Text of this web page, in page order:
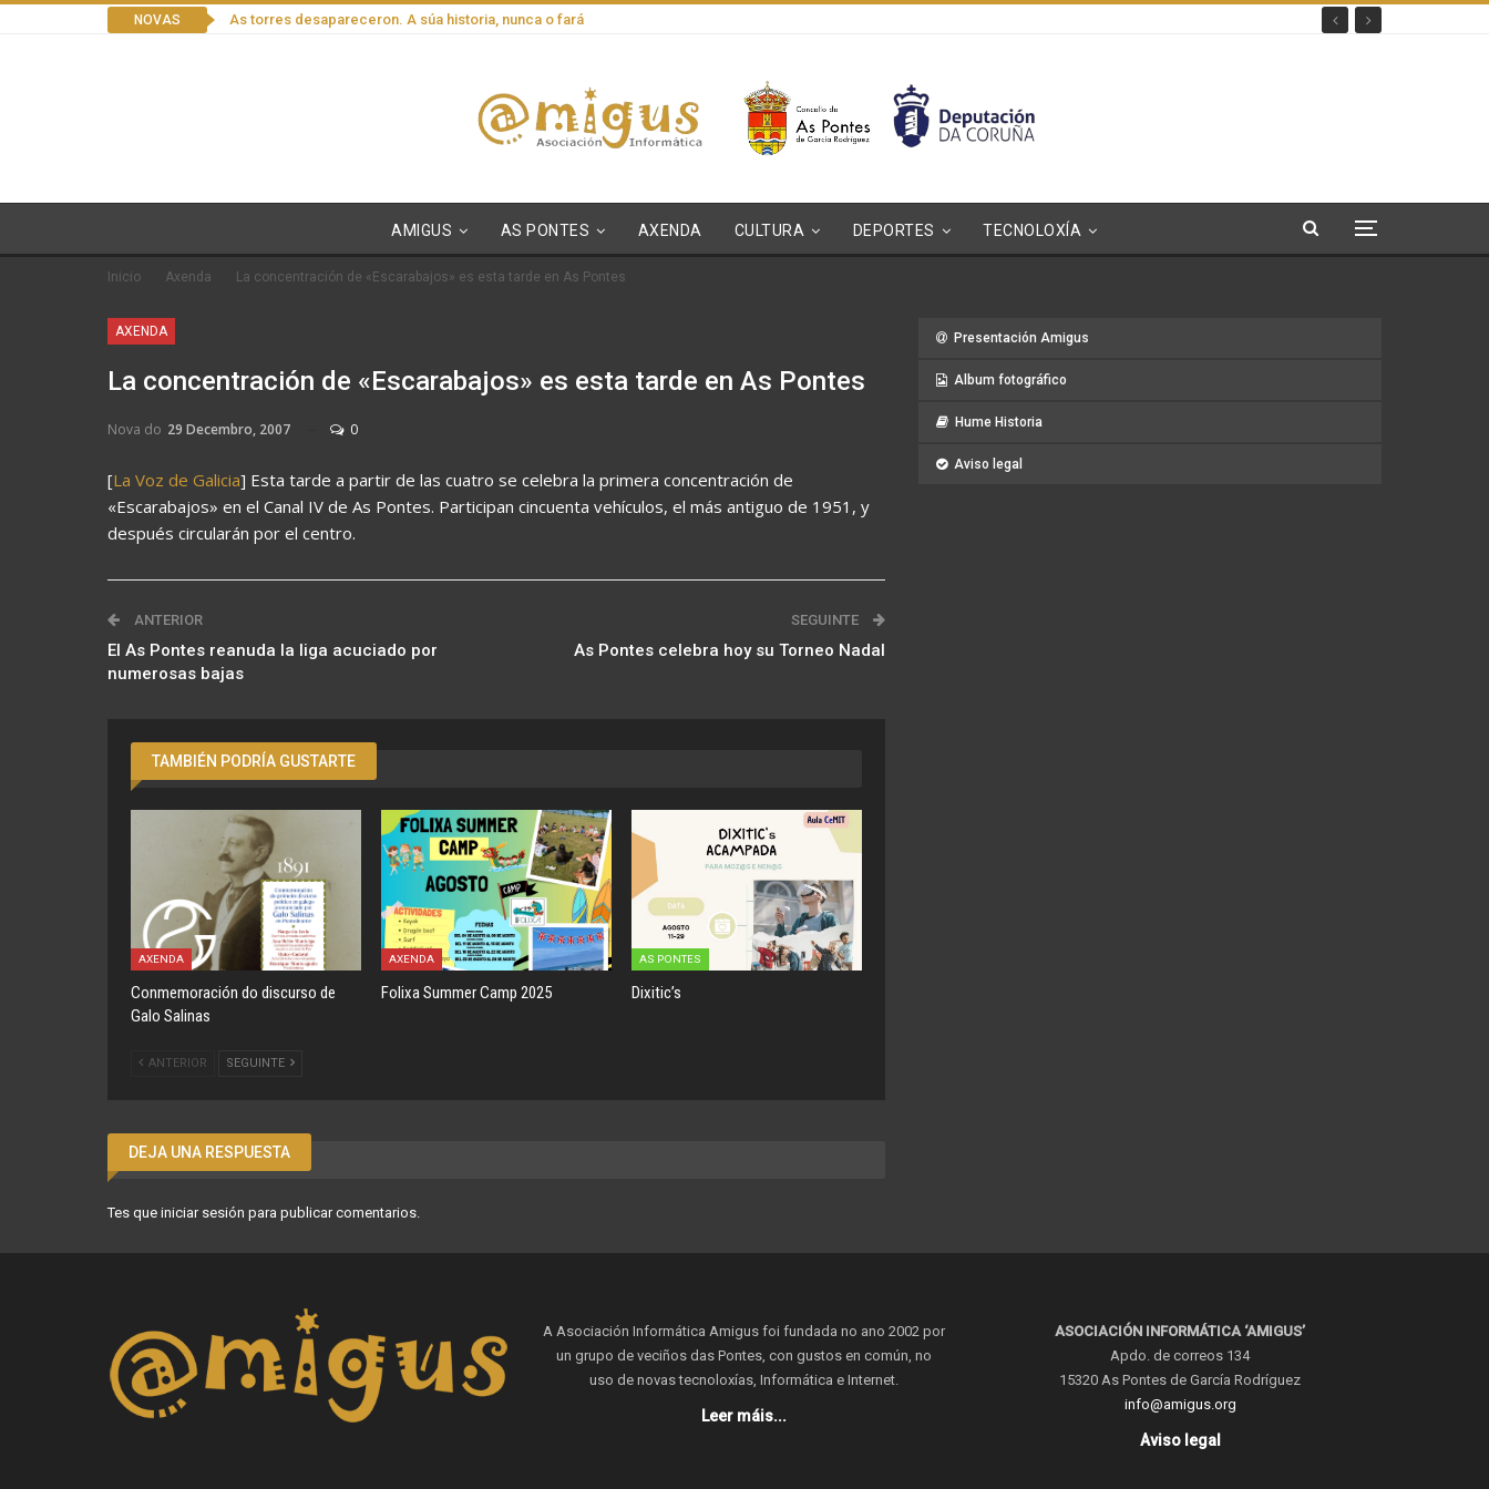
NOVAS As torres desapareceron. A súa historia, nunca o fará
AMIGUS AS PONTES AXENDA CULTURA DEPORTES TECNOLOXÍA
Inicio Axenda La concentración de «Escarabajos» es esta tarde en As Pontes
AXENDA
La concentración de «Escarabajos» es esta tarde en As Pontes
Nova do 29 Decembro, 2007 0
[La Voz de Galicia] Esta tarde a partir de las cuatro se celebra la primera concentración de
«Escarabajos» en el Canal IV de As Pontes. Participan cincuenta vehículos, el más antiguo de 1951, y
después circularán por el centro.
ANTERIOR
El As Pontes reanuda la liga acuciado por
numerosas bajas
SEGUINTE
As Pontes celebra hoy su Torneo Nadal
TAMBIÉN PODRÍA GUSTARTE
AXENDA
Conmemoración do discurso de
Galo Salinas
AXENDA
Folixa Summer Camp 2025
AS PONTES
Dixitic’s
ANTERIOR SEGUINTE
DEJA UNA RESPUESTA
Tes que iniciar sesión para publicar comentarios.
Presentación Amigus
Album fotográfico
Hume Historia
Aviso legal
A Asociación Informática Amigus foi fundada no ano 2002 por
un grupo de veciños das Pontes, con gustos en común, no
uso de novas tecnoloxías, Informática e Internet.
Leer máis...
ASOCIACIÓN INFORMÁTICA ‘AMIGUS’
Apdo. de correos 134
15320 As Pontes de García Rodríguez
info@amigus.org
Aviso legal